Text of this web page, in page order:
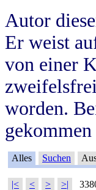
Autor
Er weist
von einer
worden.
Alles Suchen
|< < > >|